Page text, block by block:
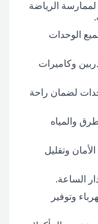
الرياضة
الوحدات
وكاميرات
لضمان راحة
والمياه
وتقليل
الساعة.
وتوفير